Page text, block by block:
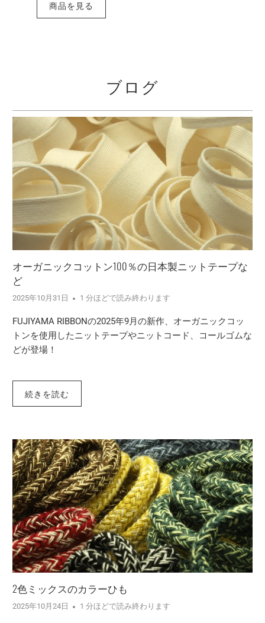
商品を見る
ブログ
オーガニックコットン100％の日本製ニットテープな
ど
2025年10月31日 1 分ほどで読み終わります
FUJIYAMA RIBBONの2025年9月の新作、オーガニックコッ
トンを使用したニットテープやニットコード、コールゴムな
どが登場！
続きを読む
2色ミックスのカラーひも
2025年10月24日 1 分ほどで読み終わります